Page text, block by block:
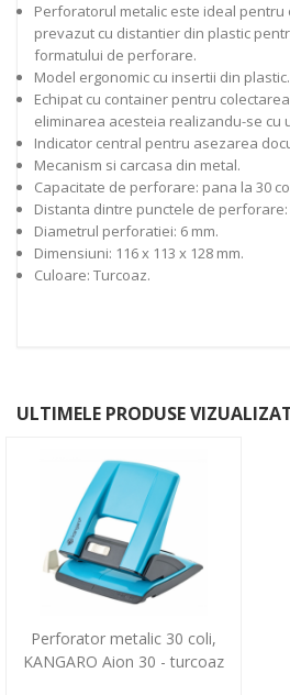
Perforatorul metalic este ideal pentru
prevazut cu distantier din plastic
formatului de perforare.
Model ergonomic cu insertii din plastic.
Echipat cu container pentru
eliminarea acesteia realizandu-se cu
Indicator central pentru asezarea
Mecanism si carcasa din metal.
Capacitate de perforare: pana la 30
Distanta dintre punctele de perforare:
Diametrul perforatiei: 6 mm.
Dimensiuni: 116 x 113 x 128 mm.
Culoare: Turcoaz.
ULTIMELE PRODUSE
Perforator metalic 30 coli,
KANGARO Aion 30 - turcoaz